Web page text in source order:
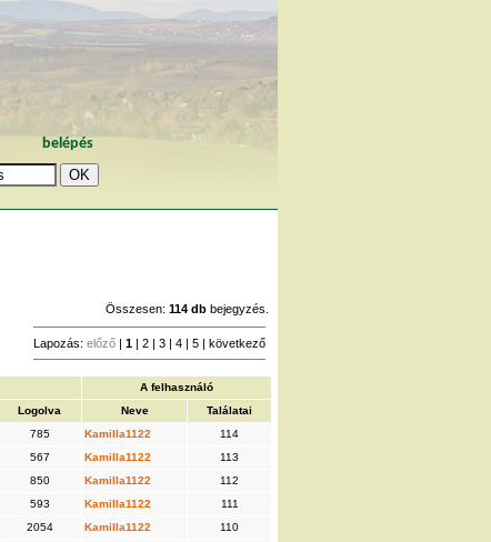
belépés
Összesen: 114 db bejegyzés.
Lapozás: előző | 1 | 2 | 3 | 4 | 5 | következő
A felhasználó
Logolva Neve
Találatai
785 Kamilla1122
114
567 Kamilla1122
113
850 Kamilla1122
112
593 Kamilla1122
111
2054 Kamilla1122
110